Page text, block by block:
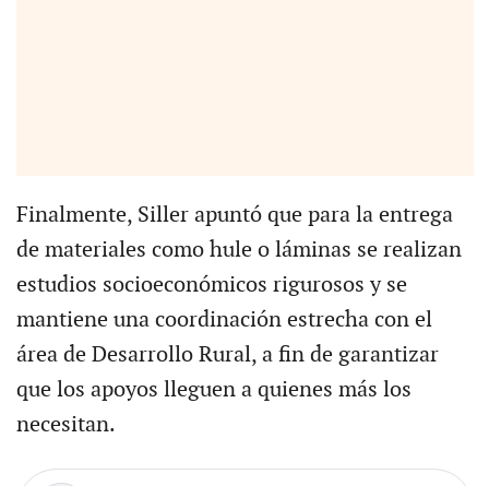
Finalmente, Siller apuntó que para la entrega
de materiales como hule o láminas se realizan
estudios socioeconómicos rigurosos y se
mantiene una coordinación estrecha con el
área de Desarrollo Rural, a fin de garantizar
que los apoyos lleguen a quienes más los
necesitan.